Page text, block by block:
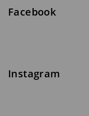
Facebook
Instagram